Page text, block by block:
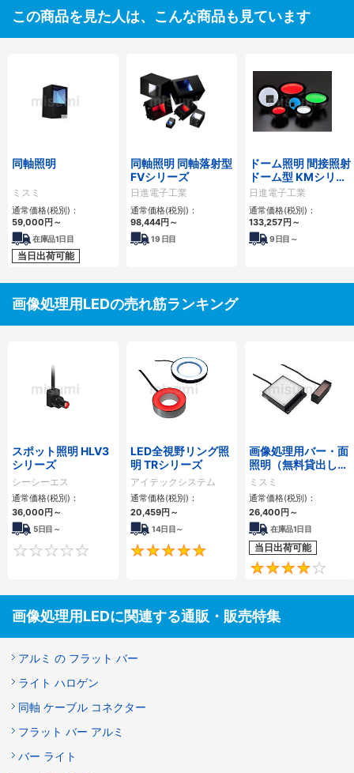
この商品を見た人は、こんな商品も見ています
同軸照明
ミスミ
通常価格(税別)：
59,000 円 ～
在庫品1日目
当日出荷可能
同軸照明 同軸落射型
FVシリーズ
日進電子工業
通常価格(税別)：
98,444円 ～
19 日目
ドーム照明 間接照射
ドーム型 KMシリー
ズ
日進電子工業
通常価格(税別)：
133,257 円 ～
9日目～
画像処理用LEDの売れ筋ランキング
スポット照明 HLV3
シリーズ
シーシーエス
通常価格(税別)：
36,000 円 ～
5日目～
0
LED全視野リング照
明 TRシリーズ
アイテックシステム
通常価格(税別)：
20,459円 ～
14日目～
5
画像処理用バー・面
照明（無料貸出し対
応）
ミスミ
通常価格(税別)：
26,400 円 ～
在庫品1日目
当日出荷可能
画像処理用LEDに関連する通販・販売特集
アルミ の フラット バー
ライト ハロゲン
同軸 ケーブル コネクター
フラット バー アルミ
バー ライト